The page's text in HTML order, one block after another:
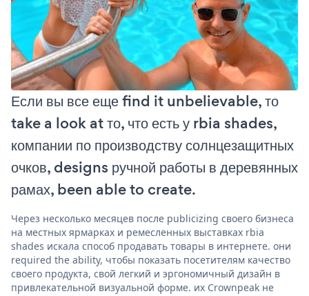
Если вы все еще find it unbelievable, то
take a look at то, что есть у rbia shades,
компании по производству солнцезащитных
очков, designs ручной работы в деревянных
рамах, been able to create.
Через несколько месяцев после publicizing своего бизнеса
на местных ярмарках и ремесленных выставках rbia
shades искала способ продавать товары в интернете. они
required the ability, чтобы показать посетителям качество
своего продукта, свой легкий и эргономичный дизайн в
привлекательной визуальной форме. их Crownpeak не